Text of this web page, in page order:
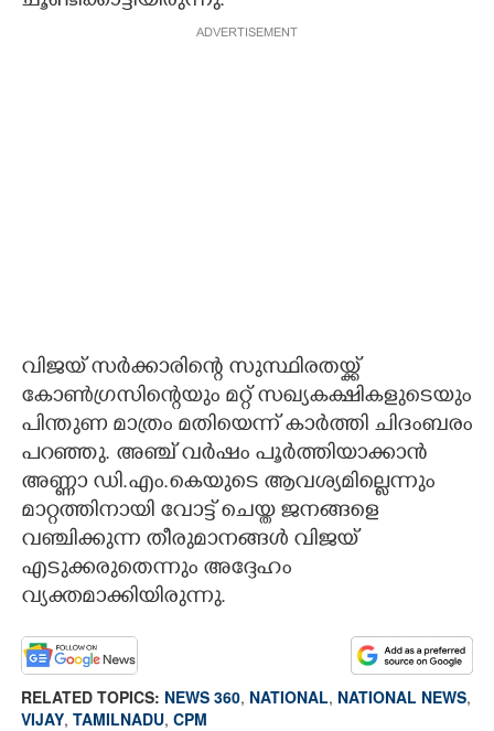
ADVERTISEMENT
വിജയ് സർക്കാരിന്റെ സുസ്ഥിരതയ്ക്ക്
കോൺഗ്രസിന്റെയും മറ്റ് സഖ്യകക്ഷികളുടെയും
പിന്തുണ മാത്രം മതിയെന്ന് കാർത്തി ചിദംബരം
പറഞ്ഞു. അഞ്ച് വർഷം പൂർത്തിയാക്കാൻ
അണ്ണാ ഡി.എം.കെയുടെ ആവശ്യമില്ലെന്നും
മാറ്റത്തിനായി വോട്ട് ചെയ്ത ജനങ്ങളെ
വഞ്ചിക്കുന്ന തീരുമാനങ്ങൾ വിജയ്
എടുക്കരുതെന്നും അദ്ദേഹം
വ്യക്തമാക്കിയിരുന്നു.
RELATED TOPICS: NEWS 360, NATIONAL, NATIONAL NEWS,
VIJAY, TAMILNADU, CPM